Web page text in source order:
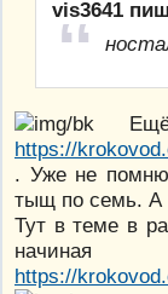
vis3641
Ещё
https://
. Уже не
тыщ по семь. А
Тут в теме в
https://